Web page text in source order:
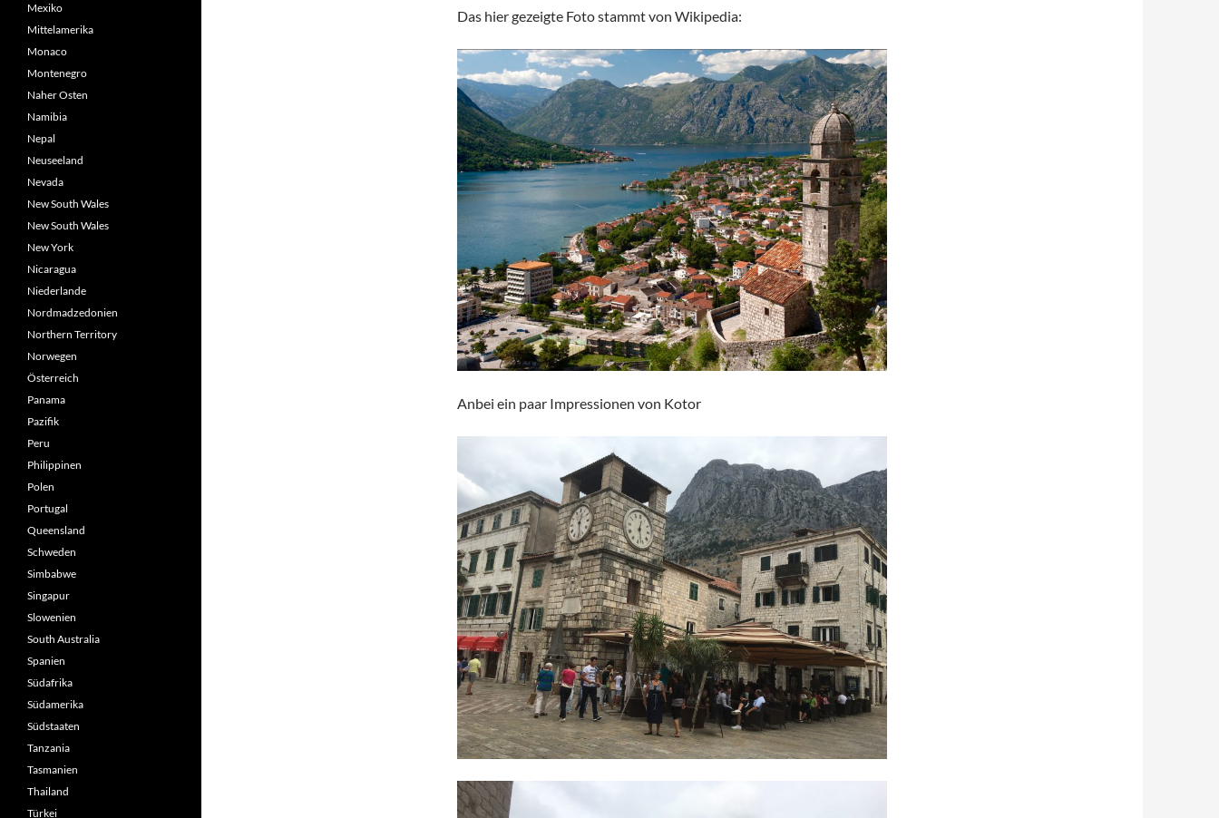
Das hier gezeigte Foto stammt von Wikipedia:
Anbei ein paar Impressionen von Kotor
Mexiko
Mittelamerika
Monaco
Montenegro
Naher Osten
Namibia
Nepal
Neuseeland
Nevada
New South Wales
New South Wales
New York
Nicaragua
Niederlande
Nordmadzedonien
Northern Territory
Norwegen
Österreich
Panama
Pazifik
Peru
Philippinen
Polen
Portugal
Queensland
Schweden
Simbabwe
Singapur
Slowenien
South Australia
Spanien
Südafrika
Südamerika
Südstaaten
Tanzania
Tasmanien
Thailand
Türkei